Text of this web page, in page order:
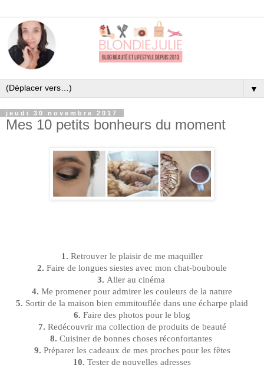
▼
jeudi 30 novembre 2017
Mes 10 petits bonheurs du moment
1. Retrouver le plaisir de me maquiller
2. Faire de longues siestes avec mon chat-bouboule
3. Aller au cinéma
4. Me promener pour admirer les couleurs de la nature
5. Sortir de la maison bien emmitouflée dans une écharpe plaid
6. Faire des photos pour le blog
7. Redécouvrir ma collection de produits de beauté
8. Cuisiner de bonnes choses réconfortantes
9. Préparer les cadeaux de mes proches pour les fêtes
10. Tester de nouvelles adresses